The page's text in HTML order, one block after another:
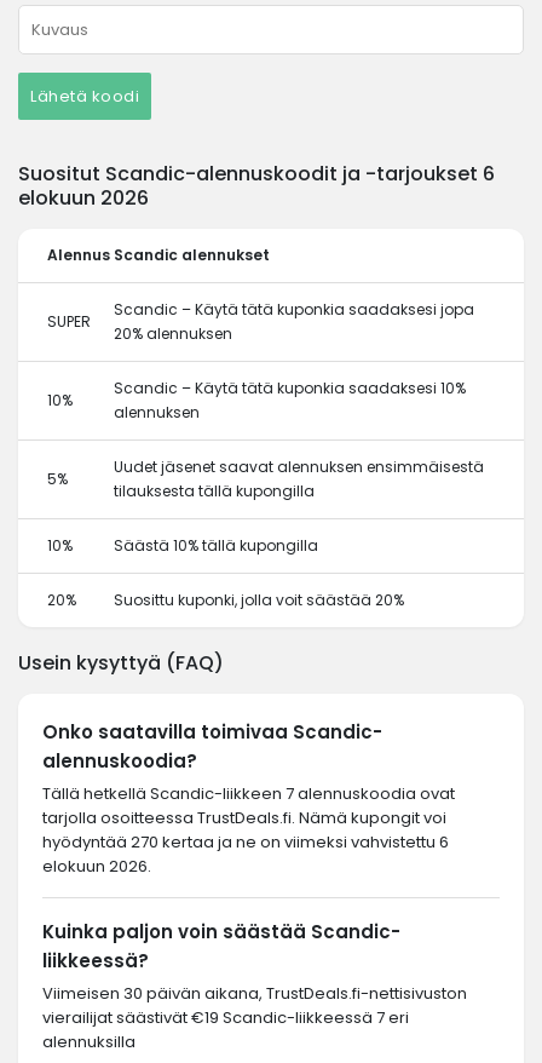
Lähetä koodi
Suositut Scandic-alennuskoodit ja -tarjoukset 6
elokuun 2026
Alennus Scandic alennukset
SUPER
Scandic – Käytä tätä kuponkia saadaksesi jopa
20% alennuksen
10%
Scandic – Käytä tätä kuponkia saadaksesi 10%
alennuksen
5%
Uudet jäsenet saavat alennuksen ensimmäisestä
tilauksesta tällä kupongilla
10% Säästä 10% tällä kupongilla
20% Suosittu kuponki, jolla voit säästää 20%
Usein kysyttyä (FAQ)
Onko saatavilla toimivaa Scandic-
alennuskoodia?
Tällä hetkellä Scandic-liikkeen 7 alennuskoodia ovat
tarjolla osoitteessa TrustDeals.fi. Nämä kupongit voi
hyödyntää 270 kertaa ja ne on viimeksi vahvistettu 6
elokuun 2026.
Kuinka paljon voin säästää Scandic-
liikkeessä?
Viimeisen 30 päivän aikana, TrustDeals.fi-nettisivuston
vierailijat säästivät €19 Scandic-liikkeessä 7 eri
alennuksilla